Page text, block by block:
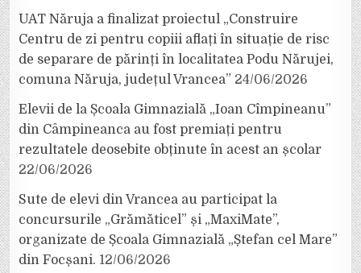
UAT Năruja a finalizat proiectul „Construire
Centru de zi pentru copiii aflați în situație de risc
de separare de părinți în localitatea Podu Nărujei,
comuna Năruja, județul Vrancea” 24/06/2026
Elevii de la Școala Gimnazială „Ioan Cîmpineanu”
din Câmpineanca au fost premiați pentru
rezultatele deosebite obținute în acest an școlar
22/06/2026
Sute de elevi din Vrancea au participat la
concursurile „Grămăticel” și „MaxiMate”,
organizate de Școala Gimnazială „Ștefan cel Mare”
din Focșani. 12/06/2026